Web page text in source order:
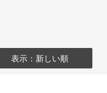
表示：新しい順